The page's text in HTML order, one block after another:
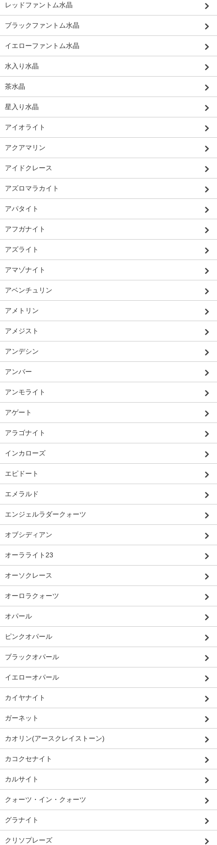
レッドファントム水晶
ブラックファントム水晶
イエローファントム水晶
水入り水晶
茶水晶
星入り水晶
アイオライト
アクアマリン
アイドクレース
アズロマラカイト
アパタイト
アフガナイト
アズライト
アマゾナイト
アベンチュリン
アメトリン
アメジスト
アンデシン
アンバー
アンモライト
アゲート
アラゴナイト
インカローズ
エピドート
エメラルド
エンジェルラダークォーツ
オブシディアン
オーラライト23
オーソクレース
オーロラクォーツ
オパール
ピンクオパール
ブラックオパール
イエローオパール
カイヤナイト
ガーネット
カオリン(アースクレイストーン)
カコクセナイト
カルサイト
クォーツ・イン・クォーツ
グラナイト
クリソプレーズ